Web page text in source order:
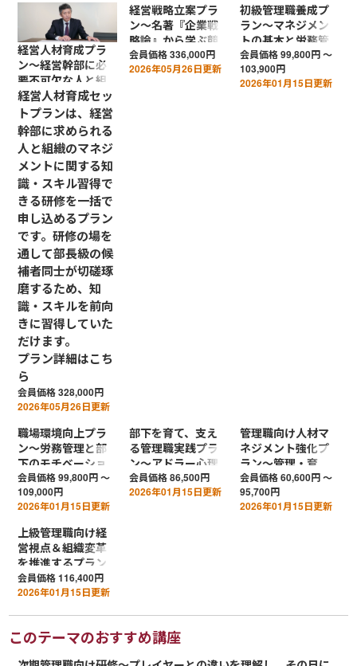
経営人材育成プラ
ン～経営幹部に必
要不可欠な人と組
織のマネジメント
経営人材育成セッ
トプランは、経営
幹部に求められる
人と組織のマネジ
メントに関する知
識・スキル習得で
きる研修を一括で
申し込めるプラン
です。研修の場を
通して部長級の候
補者同士が切磋琢
磨するため、知
識・スキルを前向
きに習得していた
だけます。
プラン詳細はこち
ら
会員価格328,000円
2026年05月26日更新
経営戦略立案プラ
ン～名著『企業戦
略論』から学ぶ競
争優位の確立
会員価格336,000円
2026年05月26日更新
初級管理職養成プ
ラン～マネジメン
トの基本と労務管
理・従業員エンゲ
ージメントを理解
する
会員価格99,800円 ～
103,900円
2026年01月15日更新
職場環境向上プラ
ン～労務管理と部
下のモチベーショ
ンコントロールを
学ぶ
会員価格99,800円 ～
109,000円
2026年01月15日更新
部下を育て、支え
る管理職実践プラ
ン～アドラー心理
学でやる気と成果
を引き出す
会員価格86,500円
2026年01月15日更新
管理職向け人材マ
ネジメント強化プ
ラン～管理・育
成・評価・交渉・
判断を網羅し、影
響力のある存在へ
会員価格60,600円 ～
95,700円
2026年01月15日更新
上級管理職向け経
営視点＆組織変革
を推進するプラン
～激動の時代を乗
り越える強い組織
会員価格116,400円
2026年01月15日更新
このテーマのおすすめ講座